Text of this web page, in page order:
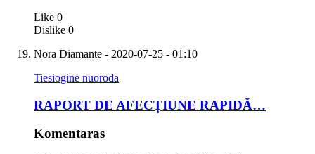
Like 0
Dislike 0
Nora Diamante - 2020-07-25 - 01:10
Tiesioginė nuoroda
RAPORT DE AFECȚIUNE RAPIDĂ…
Komentaras